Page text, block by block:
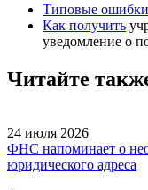
Типовые ошибки
Как получить
уведомление о
Читайте
24 июля 2026
ФНС напоминает о
юридического адреса